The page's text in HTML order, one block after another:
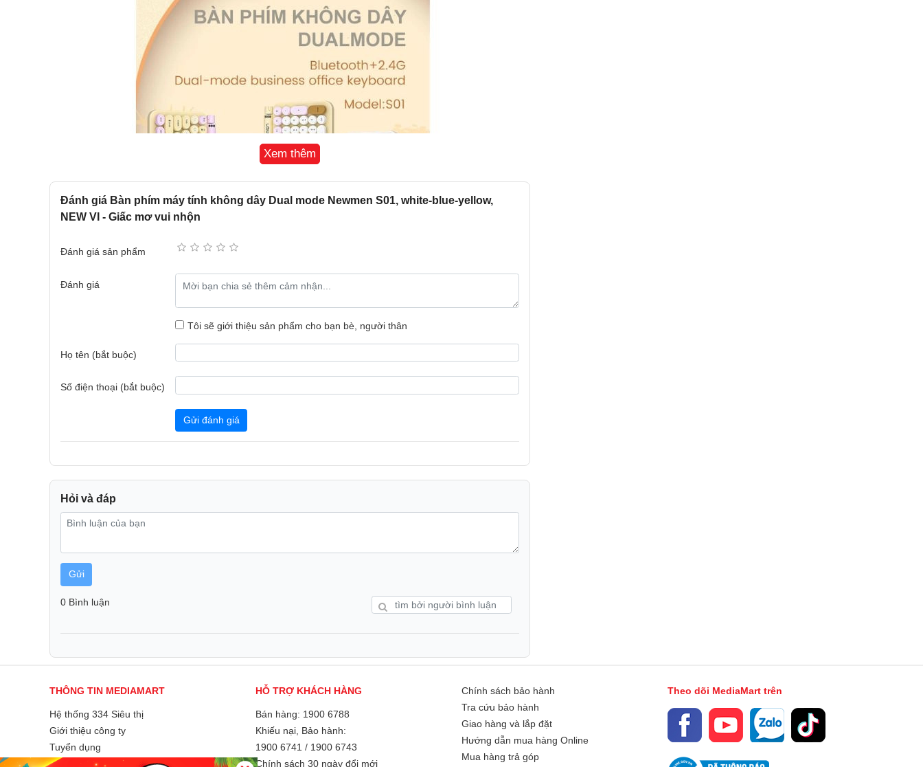
Hệ điều hành hỗ trợ đa dạng
Sản phẩm tương thích với nhiều hệ điều hành phổ biến hiện nay, bao gồm Windows, macOS,
iOS và Android. Điều này mang lại sự linh hoạt tối đa khi bạn có thể sử dụng bàn phím với máy
tính, điện thoại hoặc máy tính bảng, phù hợp cho cả môi trường làm việc cố định lẫn di động.
Số lượng phím đầy đủ – dễ thao tác
Với 105 phím tiêu chuẩn, bàn phím đáp ứng mọi nhu cầu nhập liệu từ văn bản, bảng tính đến
các thao tác phím tắt. Thiết kế chuẩn giúp người dùng thao tác quen thuộc, không mất thời gian
làm quen, đồng thời duy trì độ chính xác cao khi làm việc.
Xem thêm
Đánh giá Bàn phím máy tính không dây Dual mode Newmen S01, white-blue-yellow,
NEW VI - Giấc mơ vui nhộn
Đánh giá sản phẩm
Đánh giá
Tôi sẽ giới thiệu sản phẩm cho bạn bè, người thân
Họ tên (bắt buộc)
Số điện thoại (bắt buộc)
Gửi đánh giá
Hỏi và đáp
Gửi
0 Bình luận
THÔNG TIN MEDIAMART
Hệ thống 334 Siêu thị
Giới thiệu công ty
Tuyển dụng
Liên hệ và góp ý
HỖ TRỢ KHÁCH HÀNG
Bán hàng: 1900 6788
Khiếu nại, Bảo hành:
1900 6741 / 1900 6743
Chính sách 30 ngày đổi mới
Chính sách bảo hành
Tra cứu bảo hành
Giao hàng và lắp đặt
Hướng dẫn mua hàng Online
Mua hàng trả góp
Theo dõi MediaMart trên